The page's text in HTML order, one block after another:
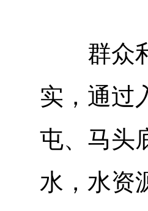
群众利
实，通过
屯、马头
水，水资